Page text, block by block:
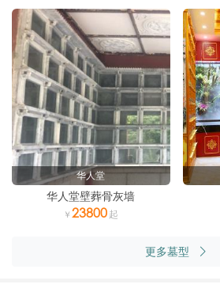
华人堂
华人堂壁葬骨灰墙
23800
更多墓型